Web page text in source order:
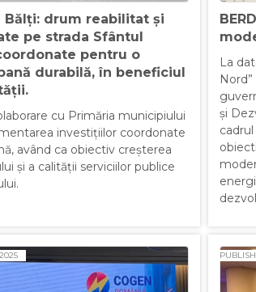
drum reabilitat și
pe strada Sfântul
pentru o
durabilă, în beneficiul
cu Primăria municipiului
investițiilor coordonate
având ca obiectiv creșterea
și a calității serviciilor publice
La
și